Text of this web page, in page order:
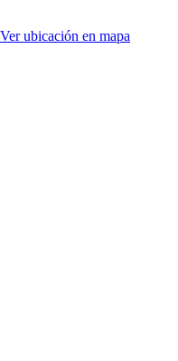
Ver ubicación en mapa